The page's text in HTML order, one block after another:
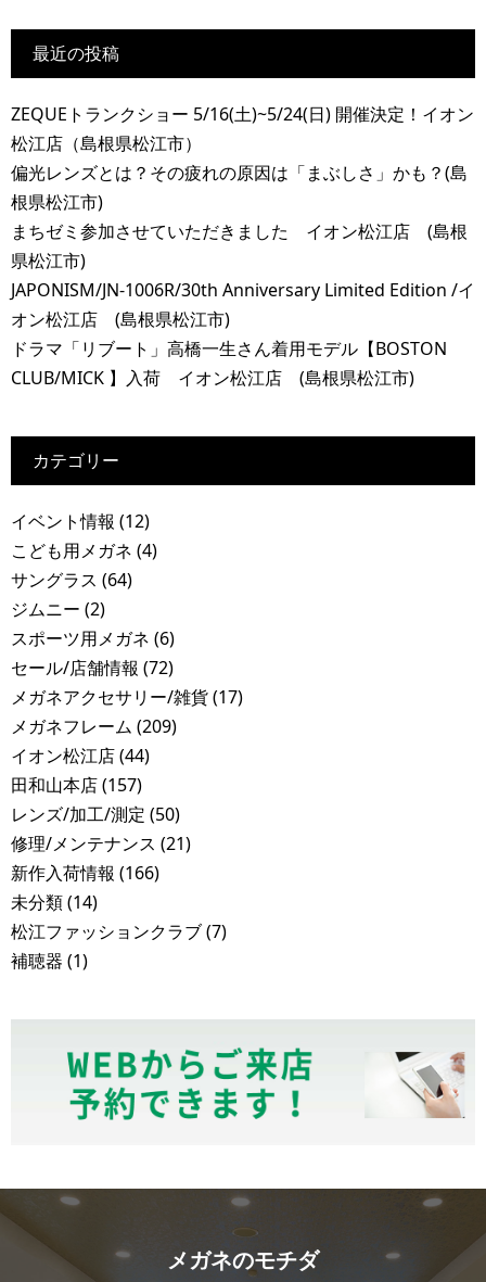
最近の投稿
ZEQUEトランクショー 5/16(土)~5/24(日) 開催決定！イオン
松江店（島根県松江市）
偏光レンズとは？その疲れの原因は「まぶしさ」かも？(島
根県松江市)
まちゼミ参加させていただきました イオン松江店 (島根
県松江市)
JAPONISM/JN-1006R/30th Anniversary Limited Edition /イ
オン松江店 (島根県松江市)
ドラマ「リブート」高橋一生さん着用モデル【BOSTON
CLUB/MICK 】入荷 イオン松江店 (島根県松江市)
カテゴリー
イベント情報 (12)
こども用メガネ (4)
サングラス (64)
ジムニー (2)
スポーツ用メガネ (6)
セール/店舗情報 (72)
メガネアクセサリー/雑貨(17)
メガネフレーム (209)
イオン松江店(44)
田和山本店(157)
レンズ/加工/測定 (50)
修理/メンテナンス (21)
新作入荷情報 (166)
未分類(14)
松江ファッションクラブ(7)
補聴器 (1)
メガネのモチダ